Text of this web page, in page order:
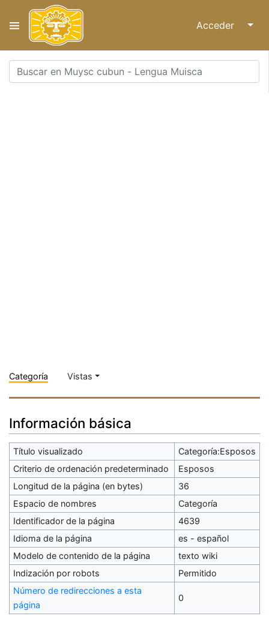
Acceder ↓
Categoría Vistas
Información básica
Título visualizado
Categoría:Esposos
Criterio de ordenación predeterminado
Esposos
Longitud de la página (en bytes)
36
Espacio de nombres
Categoría
Identificador de la página
4639
Idioma de la página
es - español
Modelo de contenido de la página
texto wiki
Indización por robots
Permitido
Número de redirecciones a esta
página
0